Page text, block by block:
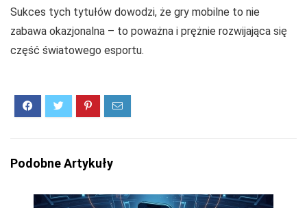
Sukces tych tytułów dowodzi, że gry mobilne to nie
zabawa okazjonalna – to poważna i prężnie rozwijająca się
część światowego esportu.
Podobne Artykuły